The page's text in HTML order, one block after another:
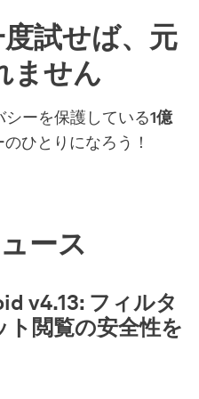
試せば、元
ません
ーを保護している1億
ひとりになろう！
ース
v4.13: フィルタ
ト閲覧の安全性を